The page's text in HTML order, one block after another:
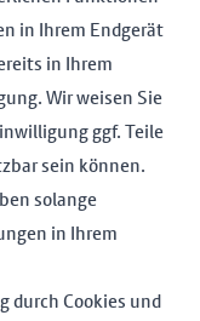
in Ihrem Endgerät
in Ihrem
Wir weisen Sie
ggf. Teile
sein können.
solange
in Ihrem
durch Cookies und